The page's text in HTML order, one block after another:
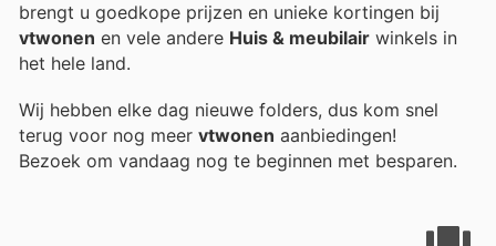
brengt u goedkope prijzen en unieke kortingen bij
vtwonen en vele andere Huis & meubilair winkels in
het hele land.
Wij hebben elke dag nieuwe folders, dus kom snel
terug voor nog meer vtwonen aanbiedingen!
Bezoek om vandaag nog te beginnen met besparen.